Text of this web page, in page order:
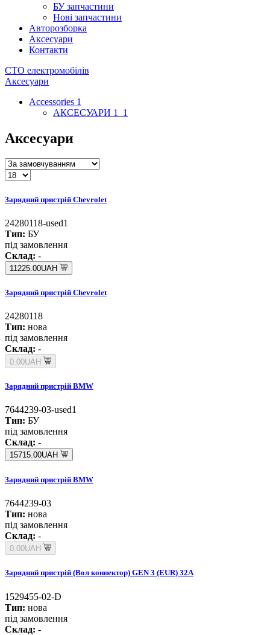
БУ запчастини
Нові запчастини
Авторозборка
Аксесуари
Контакти
СТО електромобілів
Аксесуари
Accessories 1
АКСЕСУАРИ 1_1
Аксесуари
Зарядний пристрій Chevrolet
24280118-used1
Тип: БУ
під замовлення
Склад: -
11225.00UAH
Зарядний пристрій Chevrolet
24280118
Тип: нова
під замовлення
Склад: -
0.00UAH
Зарядний пристрій BMW
7644239-03-used1
Тип: БУ
під замовлення
Склад: -
15715.00UAH
Зарядний пристрій BMW
7644239-03
Тип: нова
під замовлення
Склад: -
0.00UAH
Зарядний пристрій (Вол коннектор) GEN 3 (EUR) 32A
1529455-02-D
Тип: нова
під замовлення
Склад: -